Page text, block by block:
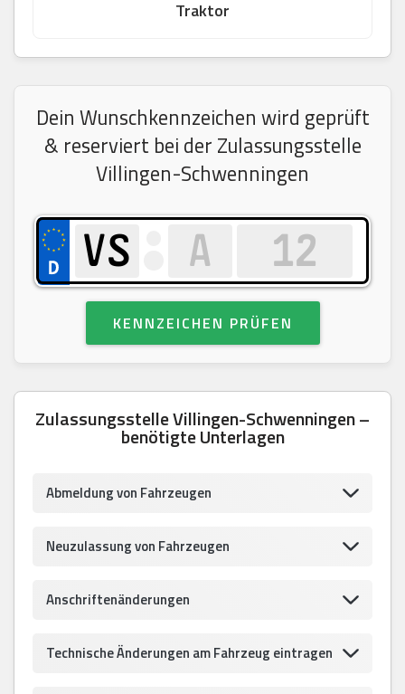
Traktor
Dein Wunschkennzeichen wird geprüft
& reserviert bei der Zulassungsstelle
Villingen-Schwenningen
KENNZEICHEN PRÜFEN
Zulassungsstelle Villingen-Schwenningen –
benötigte Unterlagen
Abmeldung von Fahrzeugen
Neuzulassung von Fahrzeugen
Anschriftenänderungen
Technische Änderungen am Fahrzeug eintragen